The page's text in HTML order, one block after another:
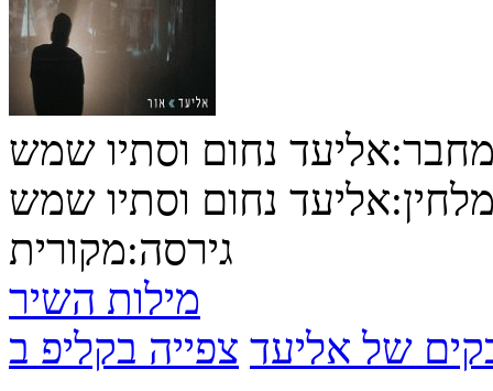
אליעד נחום וסתיו שמש
אליעד נחום וסתיו שמש
גירסה:מקורית
מילות השיר
של אליעד